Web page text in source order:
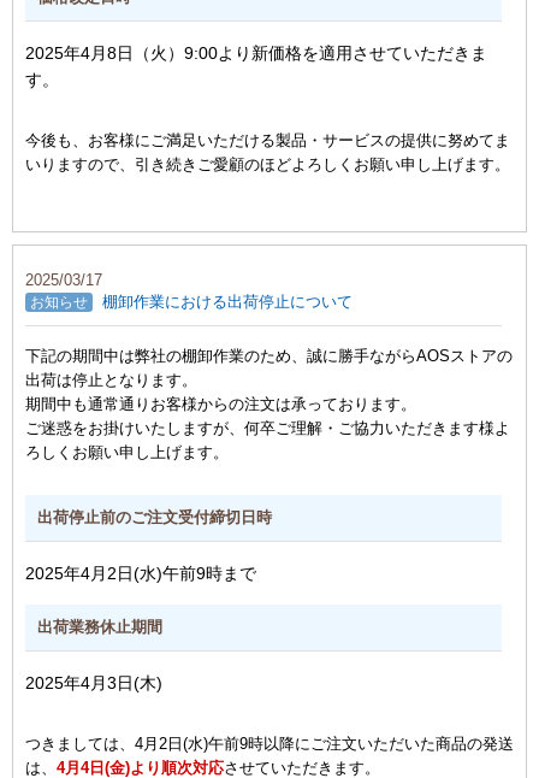
2025年4月8日（火）9:00より新価格を適用させていただきま
す。
今後も、お客様にご満足いただける製品・サービスの提供に努めてま
いりますので、引き続きご愛顧のほどよろしくお願い申し上げます。
2025/03/17
お知らせ 棚卸作業における出荷停止について
下記の期間中は弊社の棚卸作業のため、誠に勝手ながらAOSストアの
出荷は停止となります。
期間中も通常通りお客様からの注文は承っております。
ご迷惑をお掛けいたしますが、何卒ご理解・ご協力いただきます様よ
ろしくお願い申し上げます。
出荷停止前のご注文受付締切日時
2025年4月2日(水)午前9時まで
出荷業務休止期間
2025年4月3日(木)
つきましては、4月2日(水)午前9時以降にご注文いただいた商品の発送
は、 4月4日(金)より順次対応させていただきます。